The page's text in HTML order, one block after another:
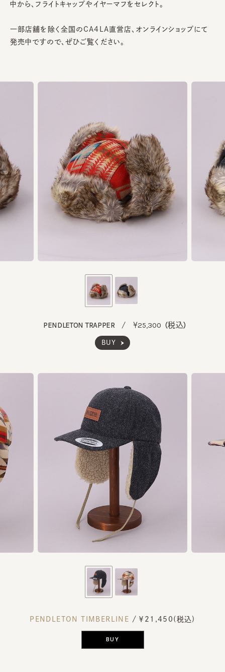
中から、フライトキャップやイヤーマフをセレクト。
一部店舗を除く全国のCA4LA直営店、オンラインショップにて
発売中ですので、ぜひご覧ください。
PENDLETON TRAPPER / ￥25,300 (税込)
BUY
PENDLETON TIMBERLINE / ￥21,450(税込)
BUY